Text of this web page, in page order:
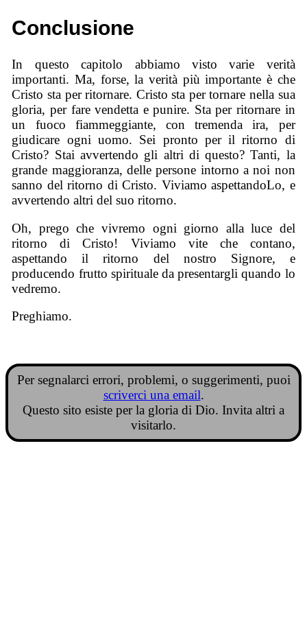
Conclusione
In questo capitolo abbiamo visto varie verità
importanti. Ma, forse, la verità più importante è che
Cristo sta per ritornare. Cristo sta per tornare nella sua
gloria, per fare vendetta e punire. Sta per ritornare in
un fuoco fiammeggiante, con tremenda ira, per
giudicare ogni uomo. Sei pronto per il ritorno di
Cristo? Stai avvertendo gli altri di questo? Tanti, la
grande maggioranza, delle persone intorno a noi non
sanno del ritorno di Cristo. Viviamo aspettandoLo, e
avvertendo altri del suo ritorno.
Oh, prego che vivremo ogni giorno alla luce del
ritorno di Cristo! Viviamo vite che contano,
aspettando il ritorno del nostro Signore, e
producendo frutto spirituale da presentargli quando lo
vedremo.
Preghiamo.
Per segnalarci errori, problemi, o suggerimenti, puoi
scriverci una email.
Questo sito esiste per la gloria di Dio. Invita altri a
visitarlo.